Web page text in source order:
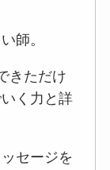
師。
きただけ
く力と詳
セージを